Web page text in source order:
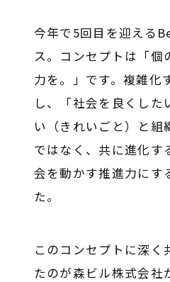
今年で5回目を迎える
ス。コンセプトは「個
力を。」です。複雑化
し、「社会を良くし
い（きれいごと）と組
ではなく、共に進化す
会を動かす推進力にす
た。
このコンセプトに深く
たのが森ビル株式会社